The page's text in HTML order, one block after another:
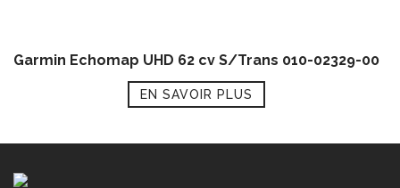
Garmin Echomap UHD 62 cv S/Trans 010-02329-00
EN SAVOIR PLUS